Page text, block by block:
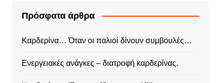
Πρόσφατα άρθρα
Καρδερίνα… Όταν οι παλιοί δίνουν συμβουλές…
Ενεργειακές ανάγκες – διατροφή καρδερίνας.